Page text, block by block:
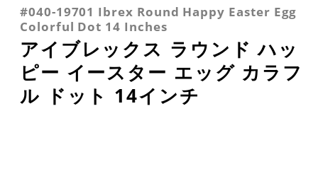
アイブレックス
#040-19701 Ibrex Round Happy Easter Egg
Colorful Dot 14 Inches
アイブレックス ラウンド ハッ
ピー イースター エッグ カラフ
ル ドット 14インチ